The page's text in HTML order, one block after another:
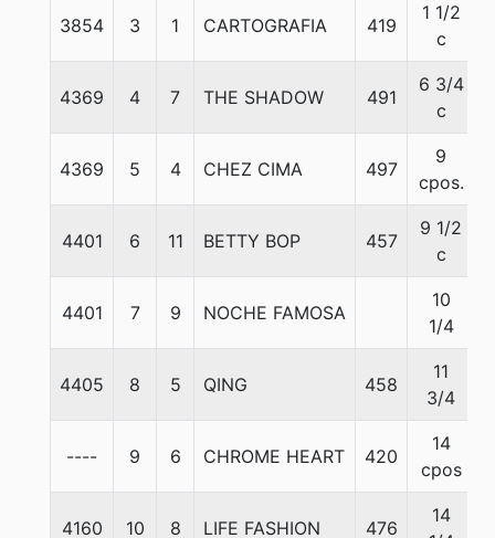
3854 3 1 CARTOGRAFIA 419
1 1/2
c
4369 4 7 THE SHADOW 491
6 3/4
c
4369 5 4 CHEZ CIMA 497
9
cpos.
4401 6 11 BETTY BOP 457
9 1/2
c
4401 7 9 NOCHE FAMOSA
10
1/4
4405 8 5 QING 458
11
3/4
---- 9 6 CHROME HEART 420
14
cpos
4160 10 8 LIFE FASHION 476
14